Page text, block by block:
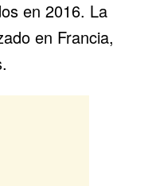
en 2016. La
en Francia,